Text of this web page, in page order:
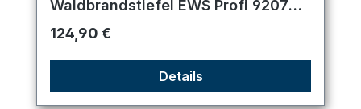
Waldbrandstiefel EWS Profi 9207
Regulärer Preis:
124,90 €
Details